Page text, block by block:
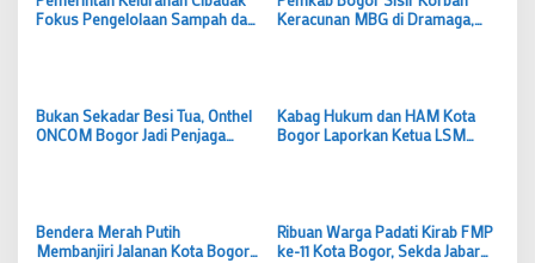
Fokus Pengelolaan Sampah dan
Keracunan MBG di Dramaga,
Bukan Sekadar Besi Tua, Onthel
ONCOM Bogor Jadi Penjaga
Kabag Hukum dan HAM Kota
Bogor Laporkan Ketua LSM
Bendera Merah Putih
Membanjiri Jalanan Kota Bogor,
Ribuan Warga Padati Kirab FMP
ke-11 Kota Bogor, Sekda Jabar